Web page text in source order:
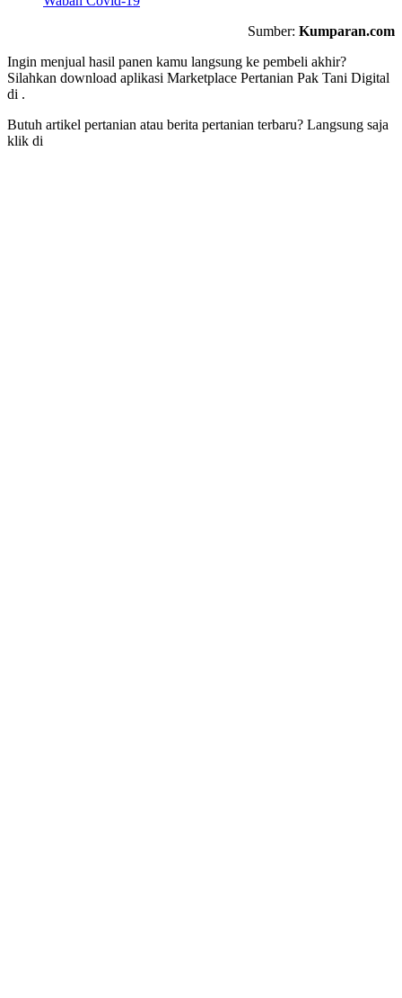
Sumber: Kumparan.com
Ingin menjual hasil panen kamu langsung ke pembeli akhir?
Silahkan download aplikasi Marketplace Pertanian Pak Tani Digital
di .
Butuh artikel pertanian atau berita pertanian terbaru? Langsung saja
klik di